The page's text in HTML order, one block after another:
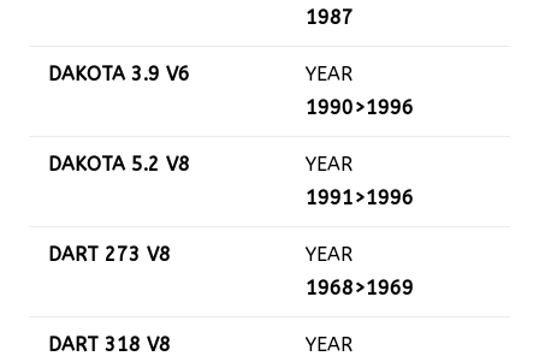
1987
DAKOTA 3.9 V6
YEAR
1990>1996
DAKOTA 5.2 V8
YEAR
1991>1996
DART 273 V8
YEAR
1968>1969
DART 318 V8
YEAR